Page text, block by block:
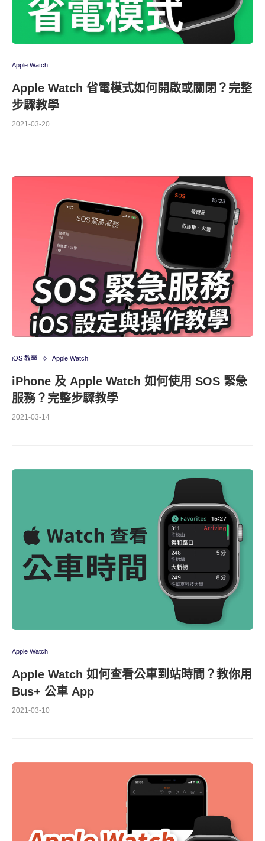
Apple Watch
Apple Watch 省電模式如何開啟或關閉？完整
步驟教學
2021-03-20
iOS 教學 Apple Watch
iPhone 及 Apple Watch 如何使用 SOS 緊急
服務？完整步驟教學
2021-03-14
Apple Watch
Apple Watch 如何查看公車到站時間？教你用
Bus+ 公車 App
2021-03-10